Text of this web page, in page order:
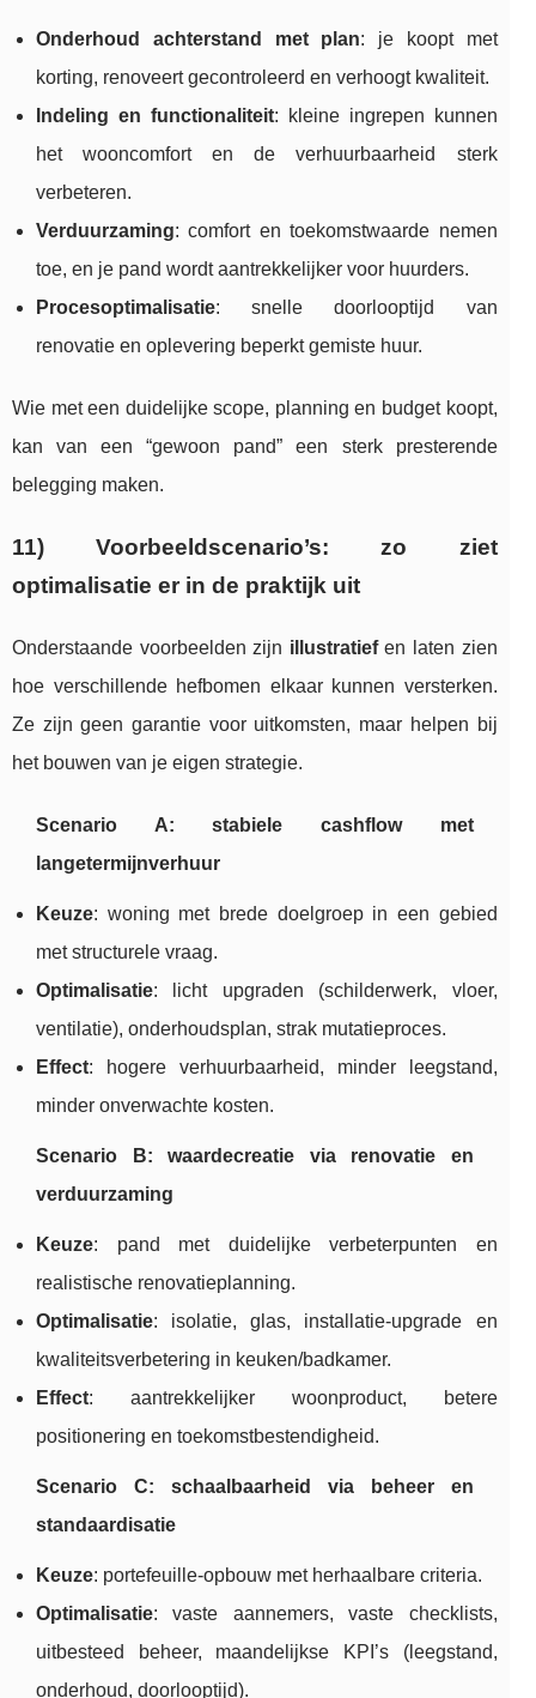
Onderhoud achterstand met plan: je koopt met
korting, renoveert gecontroleerd en verhoogt kwaliteit.
Indeling en functionaliteit: kleine ingrepen kunnen
het wooncomfort en de verhuurbaarheid sterk
verbeteren.
Verduurzaming: comfort en toekomstwaarde nemen
toe, en je pand wordt aantrekkelijker voor huurders.
Procesoptimalisatie: snelle doorlooptijd van
renovatie en oplevering beperkt gemiste huur.
Wie met een duidelijke scope, planning en budget koopt,
kan van een “gewoon pand” een sterk presterende
belegging maken.
11) Voorbeeldscenario’s: zo ziet
optimalisatie er in de praktijk uit
Onderstaande voorbeelden zijn illustratiefen laten zien
hoe verschillende hefbomen elkaar kunnen versterken.
Ze zijn geen garantie voor uitkomsten, maar helpen bij
het bouwen van je eigen strategie.
Scenario A: stabiele cashflow met
langetermijnverhuur
Keuze: woning met brede doelgroep in een gebied
met structurele vraag.
Optimalisatie: licht upgraden (schilderwerk, vloer,
ventilatie), onderhoudsplan, strak mutatieproces.
Effect: hogere verhuurbaarheid, minder leegstand,
minder onverwachte kosten.
Scenario B: waardecreatie via renovatie en
verduurzaming
Keuze: pand met duidelijke verbeterpunten en
realistische renovatieplanning.
Optimalisatie: isolatie, glas, installatie-upgrade en
kwaliteitsverbetering in keuken/badkamer.
Effect: aantrekkelijker woonproduct, betere
positionering en toekomstbestendigheid.
Scenario C: schaalbaarheid via beheer en
standaardisatie
Keuze: portefeuille-opbouw met herhaalbare criteria.
Optimalisatie: vaste aannemers, vaste checklists,
uitbesteed beheer, maandelijkse KPI’s (leegstand,
onderhoud, doorlooptijd).